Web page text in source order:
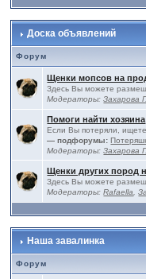
Доска объявлений
Форум
Щенки мопсов на
Здесь Вы можете
Модераторы:Захарова
Помоги найти хозяина
Если Вы потеряли,
— подфорумы:
Модераторы:Захарова
Щенки других пород
Здесь Вы можете
Модераторы:Rafaella ,
Наша завалинка
Форум